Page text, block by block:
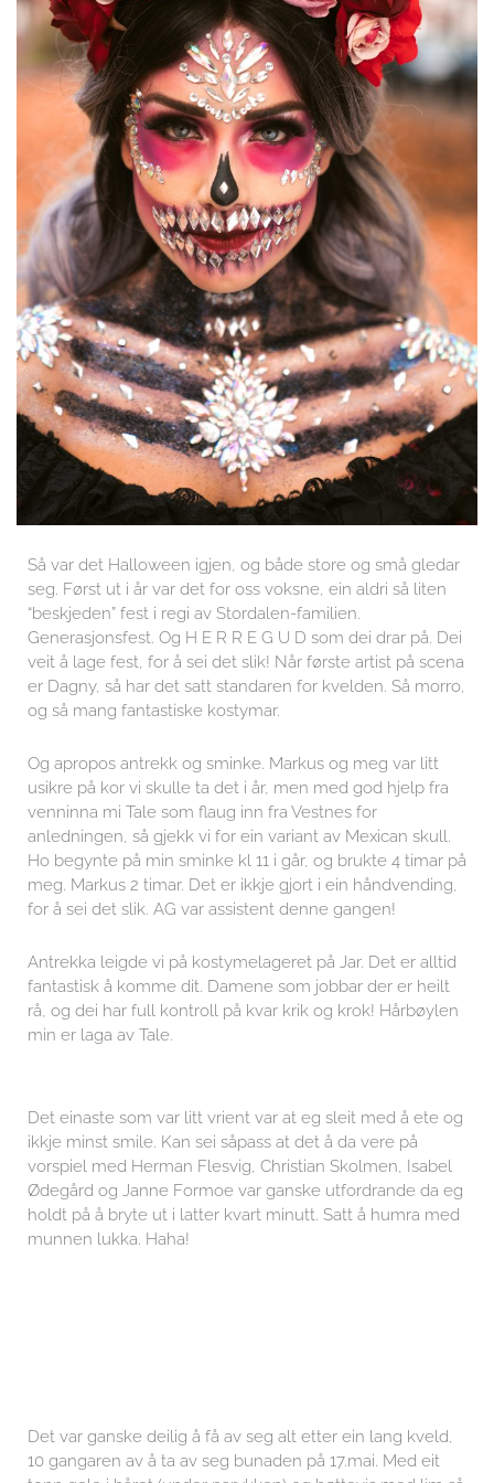
Så var det Halloween igjen, og både store og små gledar
seg. Først ut i år var det for oss voksne, ein aldri så liten
“beskjeden” fest i regi av Stordalen-familien.
Generasjonsfest. Og H E R R E G U D som dei drar på. Dei
veit å lage fest, for å sei det slik! Når første artist på scena
er Dagny, så har det satt standaren for kvelden. Så morro,
og så mang fantastiske kostymar.
Og apropos antrekk og sminke. Markus og meg var litt
usikre på kor vi skulle ta det i år, men med god hjelp fra
venninna mi Tale som flaug inn fra Vestnes for
anledningen, så gjekk vi for ein variant av Mexican skull.
Ho begynte på min sminke kl 11 i går, og brukte 4 timar på
meg. Markus 2 timar. Det er ikkje gjort i ein håndvending,
for å sei det slik. AG var assistent denne gangen!
Antrekka leigde vi på kostymelageret på Jar. Det er alltid
fantastisk å komme dit. Damene som jobbar der er heilt
rå, og dei har full kontroll på kvar krik og krok! Hårbøylen
min er laga av Tale.
Det einaste som var litt vrient var at eg sleit med å ete og
ikkje minst smile. Kan sei såpass at det å da vere på
vorspiel med Herman Flesvig, Christian Skolmen, Isabel
Ødegård og Janne Formoe var ganske utfordrande da eg
holdt på å bryte ut i latter kvart minutt. Satt å humra med
munnen lukka. Haha!
Det var ganske deilig å få av seg alt etter ein lang kveld,
10 gangaren av å ta av seg bunaden på 17.mai. Med eit